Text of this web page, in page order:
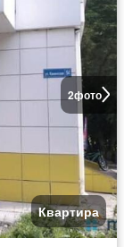
2фото
Квартира